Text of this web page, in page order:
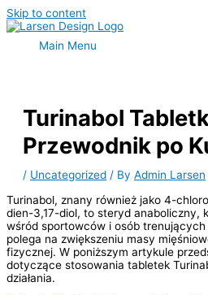
Skip to content
Main Menu
Turinabol
Przewodnik po
/ Uncategorized / By Admin Larsen
Turinabol, znany również jako 4-
dien-3,17-diol, to steryd anaboliczny,
wśród sportowców i osób trenujących
polega na zwiększeniu masy
fizycznej. W poniższym artykule
dotyczące stosowania tabletek
działania.